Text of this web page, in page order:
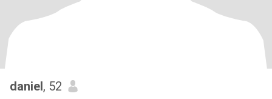
daniel, 52